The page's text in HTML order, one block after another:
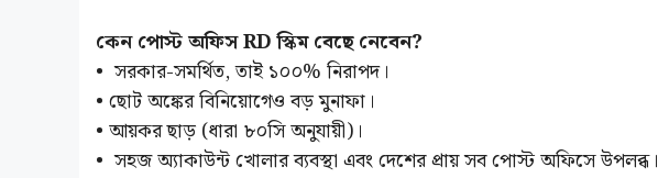
কেন পোস্ট অফিস RD স্কিম বেছে নেবেন?
• সরকার-সমর্থিত, তাই ১০০% নিরাপদ।
• ছোট অঙ্কের বিনিয়োগেও বড় মুনাফা।
• আয়কর ছাড় (ধারা ৮০সি অনুযায়ী)।
• সহজ অ্যাকাউন্ট খোলার ব্যবস্থা এবং দেশের প্রায় সব পোস্ট অফিসে উপলব্ধ।